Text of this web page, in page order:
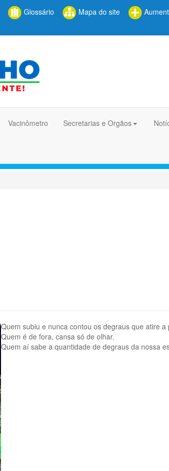
Glossário Mapa do site
Vacinômetro Secretarias e Orgãos
Quem subiu e nunca contou os degraus que atire a
Quem é de fora, cansa só de olhar.
Quem aí sabe a quantidade de degraus da nossa